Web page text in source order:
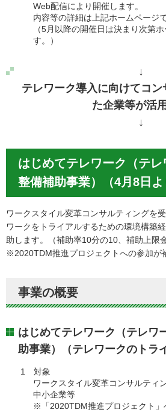
Web配信により開催します。
内容等の詳細は上記ホームページ
（5月以降の開催日は決まり次第
す。）
↓
テレワーク導入に向けてコ
た企業等が活
↓
はじめてテレワーク（テ
整備補助事業）（4月8日よ
ワークスタイル変革コンサルティングを
ワークをトライアルするための環境構築
助します。（補助率10分の10、補助上限
※2020TDM推進プロジェクトへの参加が
事業の概要
はじめてテレワーク（テレワ
助事業）（テレワークのトラ
1 対象
ワークスタイル変革コンサルティ
中小企業等
※「2020TDM推進プロジェクト」